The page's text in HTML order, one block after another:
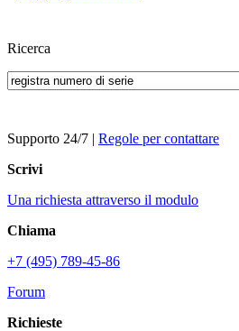
Ricerca
Supporto 24/7 | Regole per contattare
Scrivi
Una richiesta attraverso il modulo
Chiama
+7 (495) 789-45-86
Forum
Richieste